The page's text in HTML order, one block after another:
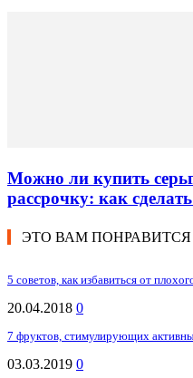
Можно ли купить
рассрочку: как
ЭТО ВАМ ПОНРАВИТСЯ
5 советов, как избавиться от
20.04.2018 0
7 фруктов, стимулирующих
03.03.2019 0